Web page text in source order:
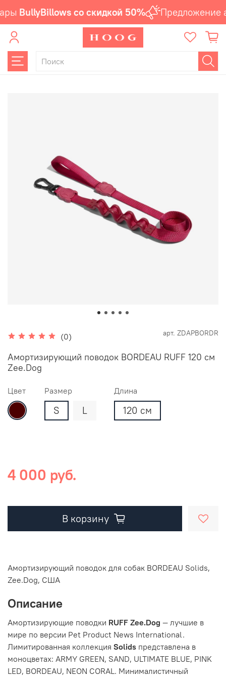
BullyBillows со скидкой 50% Предложение
(0) арт. ZDAPBORDR
Амортизирующий поводок BORDEAU RUFF 120 см
Zee.Dog
Цвет Размер
S L
Длина
120 см
4 000 руб.
В корзину
Амортизирующий поводок для собак BORDEAU Solids,
Zee.Dog, США
Описание
Амортизирующие поводки RUFF Zee.Dog — лучшие в
мире по версии Pet Product News International.
Лимитированная коллекция Solids представлена в
моноцветах: ARMY GREEN, SAND, ULTIMATE BLUE, PINK
LED, BORDEAU, NEON CORAL. Минималистичный